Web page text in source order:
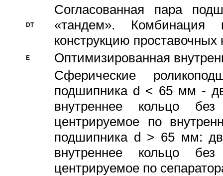
DT
Согласованная пара
«тандем».
конструкцию проставочных
E
Оптимизированная
Сферические
подшипника d < 65 мм -
внутреннее кольцо
центрируемое по
подшипника d > 65 мм:
внутреннее кольцо
центрируемое по